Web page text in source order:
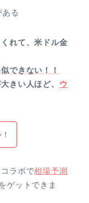
る
れて、米ドル金
できない！！
きい人ほど、
ウ
ラボで相場予測
ゲットできま